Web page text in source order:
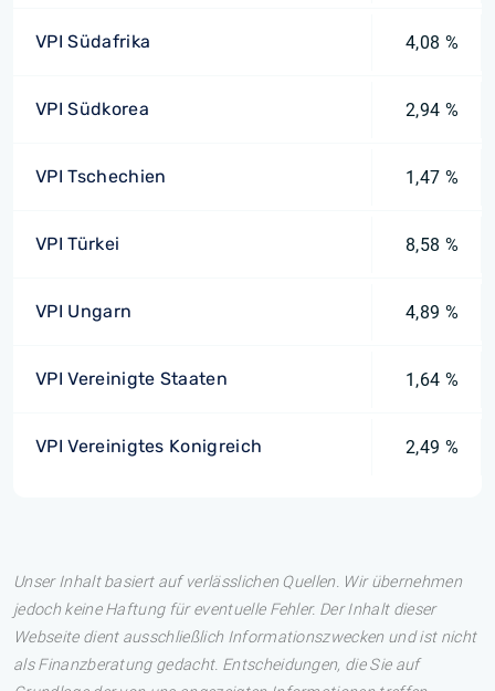
VPI Südafrika 4,08 %
VPI Südkorea 2,94 %
VPI Tschechien 1,47 %
VPI Türkei 8,58 %
VPI Ungarn 4,89 %
VPI Vereinigte Staaten 1,64 %
VPI Vereinigtes Konigreich 2,49 %
Unser Inhalt basiert auf verlässlichen Quellen. Wir übernehmen
jedoch keine Haftung für eventuelle Fehler. Der Inhalt dieser
Webseite dient ausschließlich Informationszwecken und ist nicht
als Finanzberatung gedacht. Entscheidungen, die Sie auf